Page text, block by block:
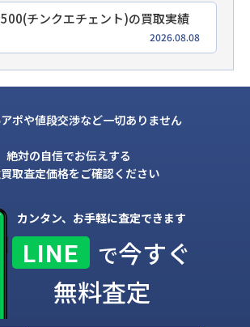
チンクエチェント)の買取実績
2026.08.08
ポや値段交渉など一切ありません
絶対の自信でお伝えする
取査定価格をご確認ください
カンタン、お手軽に査定できます
LINE で今すぐ
無料査定